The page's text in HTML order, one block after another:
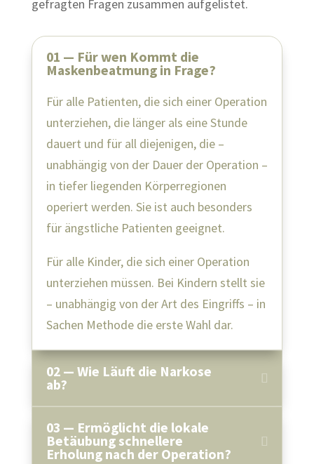
gefragten Fragen zusammen aufgelistet.
01 — Für wen Kommt die
Maskenbeatmung in Frage?
Für alle Patienten, die sich einer Operation
unterziehen, die länger als eine Stunde
dauert und für all diejenigen, die –
unabhängig von der Dauer der Operation –
in tiefer liegenden Körperregionen
operiert werden. Sie ist auch besonders
für ängstliche Patienten geeignet.
Für alle Kinder, die sich einer Operation
unterziehen müssen. Bei Kindern stellt sie
– unabhängig von der Art des Eingriffs – in
Sachen Methode die erste Wahl dar.
02 — Wie Läuft die Narkose
ab?
03 — Ermöglicht die lokale
Betäubung schnellere
Erholung nach der Operation?